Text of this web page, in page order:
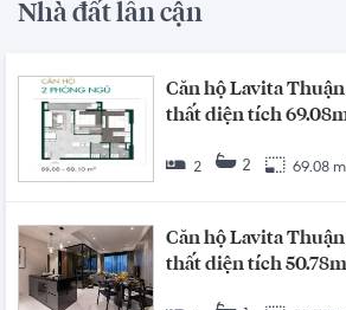
Nhà đất lân cận
Căn hộ Lavita
thất diện tích
2 2 69.08
Căn hộ Lavita
thất diện tích